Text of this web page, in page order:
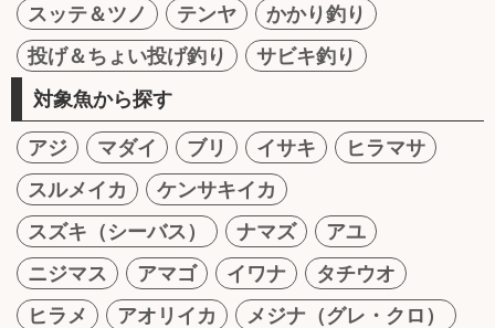
スッテ＆ツノ
テンヤ
かかり釣り
投げ＆ちょい投げ釣り
サビキ釣り
対象魚から探す
アジ マダイ ブリ イサキ
ヒラマサ
スルメイカ
ケンサキイカ
スズキ（シーバス）
ナマズ
アユ
ニジマス
アマゴ イワナ
タチウオ
ヒラメ
アオリイカ
メジナ（グレ・クロ）